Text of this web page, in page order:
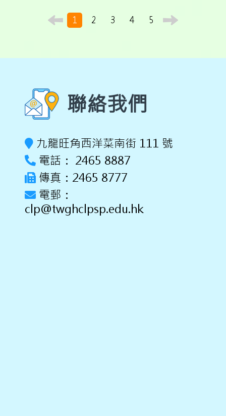
1 2 3 4 5
聯絡我們
九龍旺角西洋菜南街 111 號
電話： 2465 8887
傳真：2465 8777
電郵：
clp@twghclpsp.edu.hk